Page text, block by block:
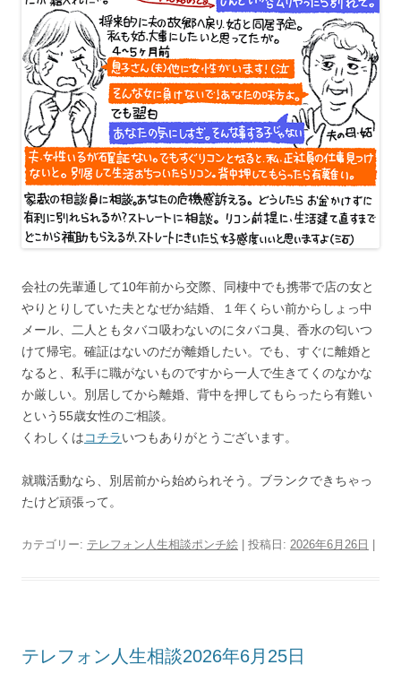
会社の先輩通して10年前から交際、同棲中でも携帯で店の女と
やりとりしていた夫となぜか結婚、１年くらい前からしょっ中
メール、二人ともタバコ吸わないのにタバコ臭、香水の匂いつ
けて帰宅。確証はないのだが離婚したい。でも、すぐに離婚と
なると、私手に職がないものですから一人で生きてくのなかな
か厳しい。別居してから離婚、背中を押してもらったら有難い
という55歳女性のご相談。
くわしくはコチラいつもありがとうございます。
就職活動なら、別居前から始められそう。ブランクできちゃっ
たけど頑張って。
カテゴリー: テレフォン人生相談ポンチ絵 | 投稿日: 2026年6月26日
テレフォン人生相談2026年6月25日